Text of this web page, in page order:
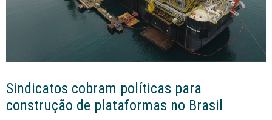
Sindicatos cobram políticas para
construção de plataformas no Brasil